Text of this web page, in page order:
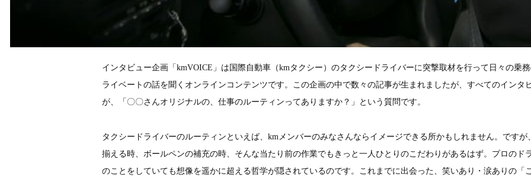
インタビュー企画「kmVOICE」は国際自動車（kmタクシー）のタクシードライバーに突撃取材を行って日々の乗
ライベートの話を聞くオンラインコンテンツです。この企画の中で数々の記事が生まれましたが、すべてのインタ
が、「〇〇さんオリジナルの、仕事のルーティンってありますか？」という質問です。
タクシードライバーのルーティンといえば、kmメンバーのみなさんならイメージできる所かもしれません。です
揃える時、ボールペンの補充の時、そんな当たり前の作業でもきっと一人ひとりのこだわりがあるはず。プロのド
のことをしていても想像を遥かに超える哲学が隠されているのです。これまでに出会った、笑いあり・涙ありの「